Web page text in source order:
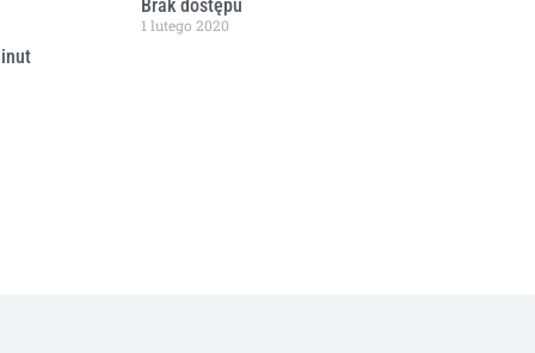
Brak dostępu
1 lutego 2020